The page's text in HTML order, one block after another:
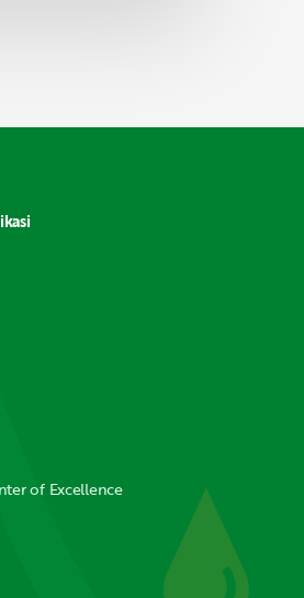
of Excellence